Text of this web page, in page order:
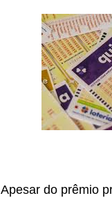
Apesar do prêmio